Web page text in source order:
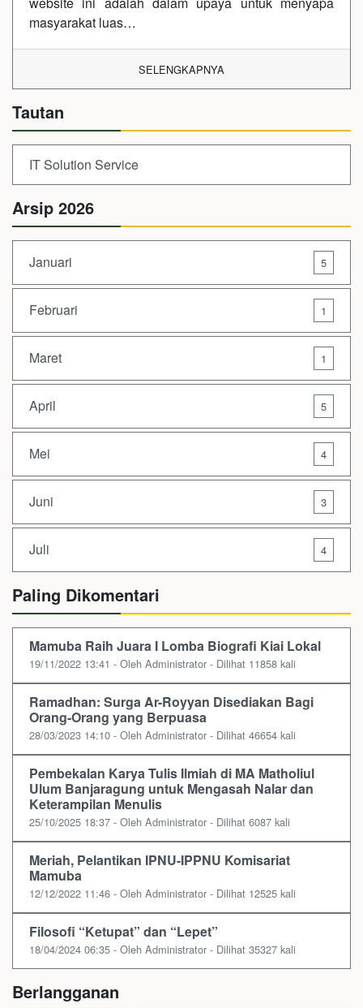
masyarakat luas…
SELENGKAPNYA
Tautan
IT Solution Service
Arsip 2026
Januari 5
Februari 1
Maret 1
April 5
Mei 4
Juni 3
Juli 4
Paling Dikomentari
Mamuba Raih Juara I Lomba Biografi Kiai Lokal
19/11/2022 13:41 - Oleh Administrator - Dilihat 11858 kali
Ramadhan: Surga Ar-Royyan Disediakan Bagi
Orang-Orang yang Berpuasa
28/03/2023 14:10 - Oleh Administrator - Dilihat 46654 kali
Pembekalan Karya Tulis Ilmiah di MA Matholiul
Ulum Banjaragung untuk Mengasah Nalar dan
Keterampilan Menulis
25/10/2025 18:37 - Oleh Administrator - Dilihat 6087 kali
Meriah, Pelantikan IPNU-IPPNU Komisariat
Mamuba
12/12/2022 11:46 - Oleh Administrator - Dilihat 12525 kali
Filosofi “Ketupat” dan “Lepet”
18/04/2024 06:35 - Oleh Administrator - Dilihat 35327 kali
Berlangganan